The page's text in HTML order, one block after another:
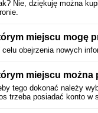
Nie, dziękuję można
miejscu mogę
celu obejrzenia nowych
miejscu można
tego dokonać należy
trzeba posiadać konto w